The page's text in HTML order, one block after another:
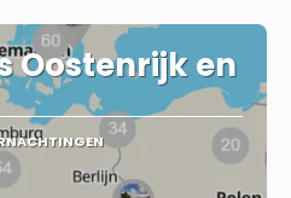
Oostenrijk en